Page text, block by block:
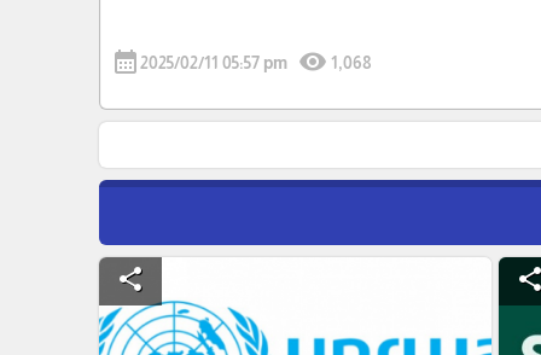
calendar_month2025/02/11 05:57 pm visibility 1,068
share